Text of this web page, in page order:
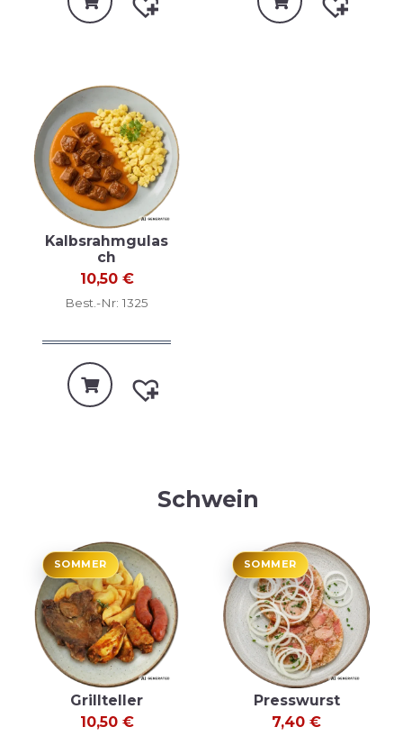
Kalbsrahmgulas
ch
10,50 €
Best.-Nr: 1325
Schwein
SOMMER
Grillteller
10,50 €
SOMMER
Presswurst
7,40 €